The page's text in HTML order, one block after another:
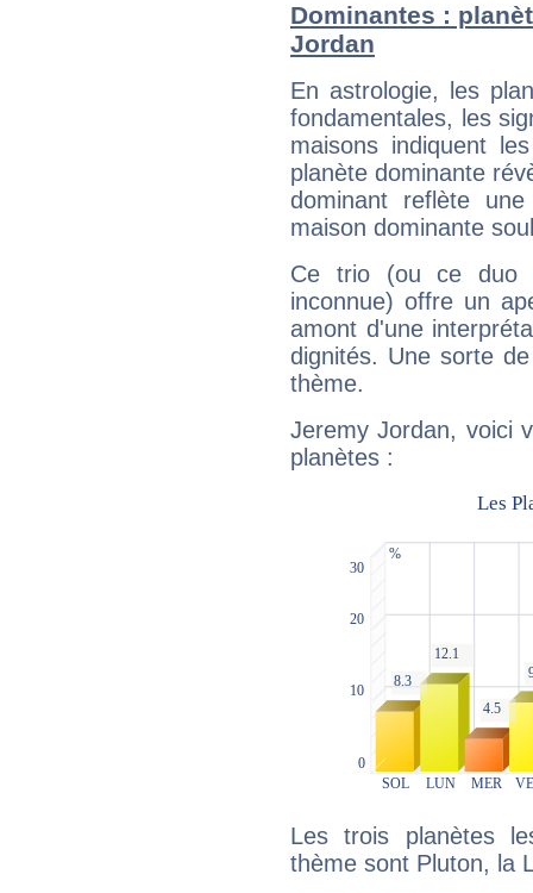
Dominantes :
Jordan
En astrologie, les
fondamentales, les
maisons indiquent
planète dominante
dominant reflète
maison dominante
Ce trio (ou ce duo
inconnue) offre un
amont d'une
dignités. Une sorte
thème.
Jeremy Jordan, voici
planètes :
Les trois planètes
thème sont Pluton, la